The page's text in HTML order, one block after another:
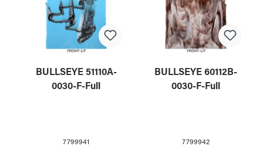
BULLSEYE 51110A-
0030-F-Full
7799941
BULLSEYE 60112B-
0030-F-Full
7799942